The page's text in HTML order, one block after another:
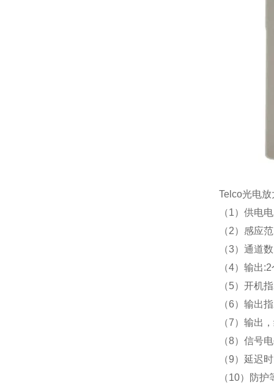
Telco光电放
（1）供电
（2）感应
（3）通道
（4）输出
（5）开机
（6）输出
（7）输出
（8）信号
（9）延迟
（10）防